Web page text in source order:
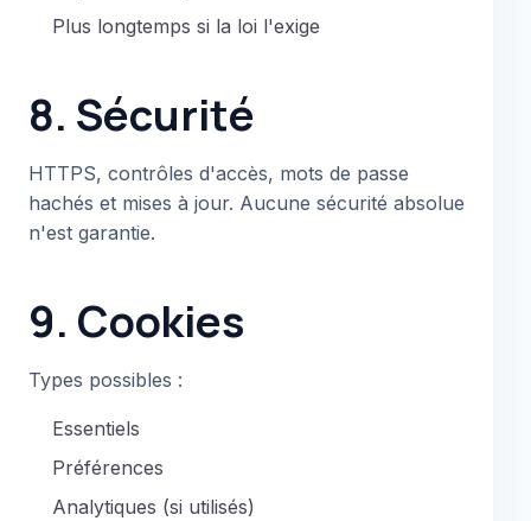
Plus longtemps si la loi l'exige
8. Sécurité
HTTPS, contrôles d'accès, mots de passe
hachés et mises à jour. Aucune sécurité absolue
n'est garantie.
9. Cookies
Types possibles :
Essentiels
Préférences
Analytiques (si utilisés)